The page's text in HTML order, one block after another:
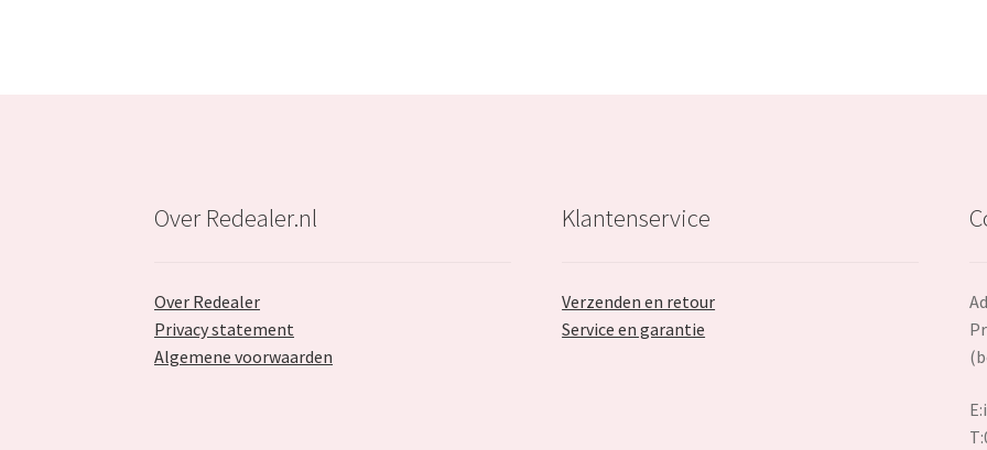
Over Redealer.nl
Over Redealer
Privacy statement
Algemene voorwaarden
Klantenservice
Verzenden en retour
Service en garantie
E: